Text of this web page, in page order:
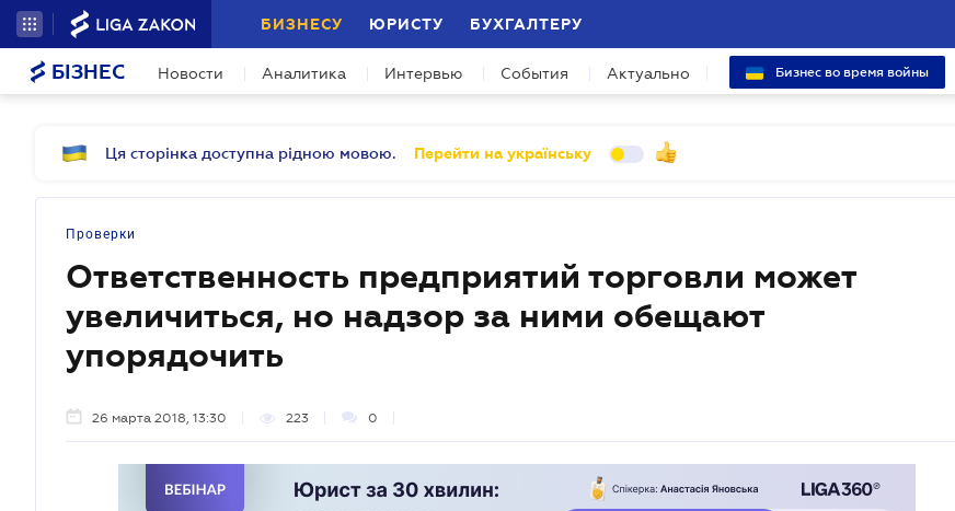
БИЗНЕСУ ЮРИСТУ БУХГАЛТЕРУ
БІЗНЕС Новости Аналитика Интервью События Актуально Бизнес во время войны
Ця сторінка доступна рідною мовою. Перейти на українську
Проверки
Ответственность предприятий торговли может
увеличиться, но надзор за ними обещают
упорядочить
26 марта 2018, 13:30 223 0